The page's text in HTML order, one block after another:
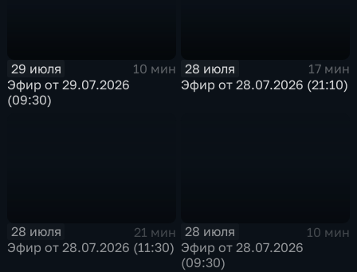
29 июля
10 мин
Эфир от 29.07.2026
(09:30)
28 июля
17 мин
Эфир от 28.07.2026 (21:10)
28 июля
21 мин
Эфир от 28.07.2026 (11:30)
28 июля
10 мин
Эфир от 28.07.2026
(09:30)